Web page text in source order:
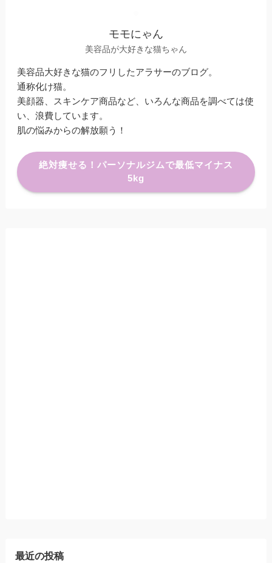
モモにゃん
美容品が大好きな猫ちゃん
美容品大好きな猫のフリしたアラサーのブログ。
通称化け猫。
美顔器、スキンケア商品など、いろんな商品を調べては使
い、浪費しています。
肌の悩みからの解放願う！
絶対痩せる！パーソナルジムで最低マイナス
5kg
最近の投稿